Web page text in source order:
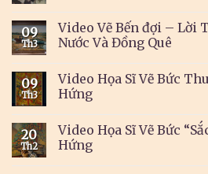
09
Th3
Video Vẽ Bến đợi – Lời
Nước Và Đồng Quê
09
Th3
Video Họa Sĩ Vẽ Bức
Hứng
20
Th2
Video Họa Sĩ Vẽ Bức
Hứng